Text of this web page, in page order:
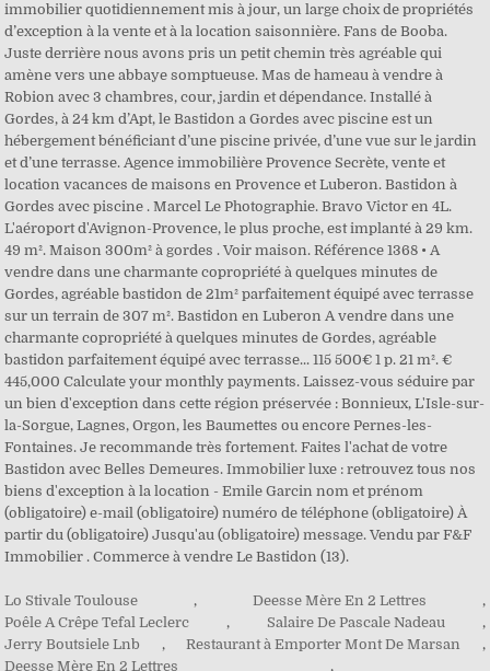
immobilier quotidiennement mis à jour, un large choix de propriétés
d’exception à la vente et à la location saisonnière. Fans de Booba.
Juste derrière nous avons pris un petit chemin très agréable qui
amène vers une abbaye somptueuse. Mas de hameau à vendre à
Robion avec 3 chambres, cour, jardin et dépendance. Installé à
Gordes, à 24 km d’Apt, le Bastidon a Gordes avec piscine est un
hébergement bénéficiant d’une piscine privée, d’une vue sur le jardin
et d’une terrasse. Agence immobilière Provence Secrète, vente et
location vacances de maisons en Provence et Luberon. Bastidon à
Gordes avec piscine . Marcel Le Photographie. Bravo Victor en 4L.
L'aéroport d'Avignon-Provence, le plus proche, est implanté à 29 km.
49 m². Maison 300m² à gordes . Voir maison. Référence 1368 • A
vendre dans une charmante copropriété à quelques minutes de
Gordes, agréable bastidon de 21m² parfaitement équipé avec terrasse
sur un terrain de 307 m². Bastidon en Luberon A vendre dans une
charmante copropriété à quelques minutes de Gordes, agréable
bastidon parfaitement équipé avec terrasse... 115 500€ 1 p. 21 m². €
445,000 Calculate your monthly payments. Laissez-vous séduire par
un bien d'exception dans cette région préservée : Bonnieux, L'Isle-sur-
la-Sorgue, Lagnes, Orgon, les Baumettes ou encore Pernes-les-
Fontaines. Je recommande très fortement. Faites l'achat de votre
Bastidon avec Belles Demeures. Immobilier luxe : retrouvez tous nos
biens d'exception à la location - Emile Garcin nom et prénom
(obligatoire) e-mail (obligatoire) numéro de téléphone (obligatoire) À
partir du (obligatoire) Jusqu'au (obligatoire) message. Vendu par F&F
Immobilier . Commerce à vendre Le Bastidon (13).
Lo Stivale Toulouse , Deesse Mère En 2 Lettres
,
Poêle A Crêpe Tefal Leclerc
, Salaire De Pascale Nadeau
,
Jerry Boutsiele Lnb
, Restaurant à Emporter Mont De Marsan
,
Deesse Mère En 2 Lettres
,